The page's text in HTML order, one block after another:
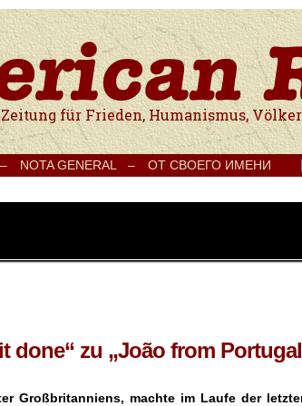
Humanismus, Völkerverständigung und
NOTA GENERAL – ОТ СВОЕГО ИМЕНИ
done“ zu „João from Portugal
Großbritanniens, machte im Laufe der